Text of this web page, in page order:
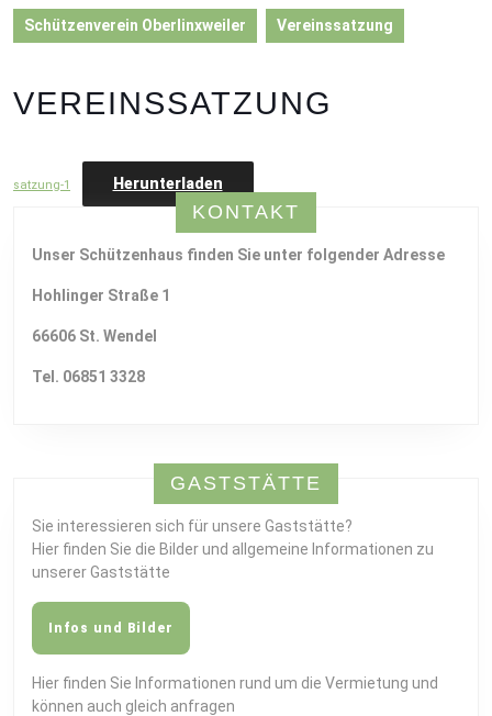
Schützenverein Oberlinxweiler Vereinssatzung
VEREINSSATZUNG
satzung-1 Herunterladen
KONTAKT
Unser Schützenhaus finden Sie unter folgender Adresse
Hohlinger Straße 1
66606 St. Wendel
Tel. 06851 3328
GASTSTÄTTE
Sie interessieren sich für unsere Gaststätte?
Hier finden Sie die Bilder und allgemeine Informationen zu
unserer Gaststätte
Infos und Bilder
Hier finden Sie Informationen rund um die Vermietung und
können auch gleich anfragen